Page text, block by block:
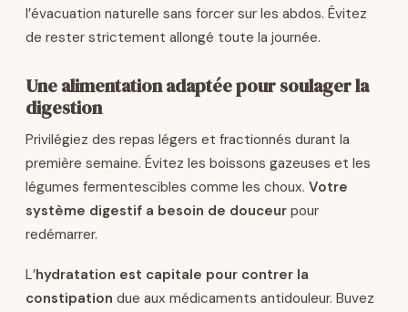
l’évacuation naturelle sans forcer sur les abdos. Évitez
de rester strictement allongé toute la journée.
Une alimentation adaptée pour soulager la
digestion
Privilégiez des repas légers et fractionnés durant la
première semaine. Évitez les boissons gazeuses et les
légumes fermentescibles comme les choux. Votre
système digestif a besoin de douceur pour
redémarrer.
L’hydratation est capitale pour contrer la
constipation due aux médicaments antidouleur. Buvez